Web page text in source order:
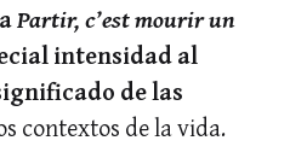
Partir, c’est mourir un
intensidad al
de las
contextos de la vida.